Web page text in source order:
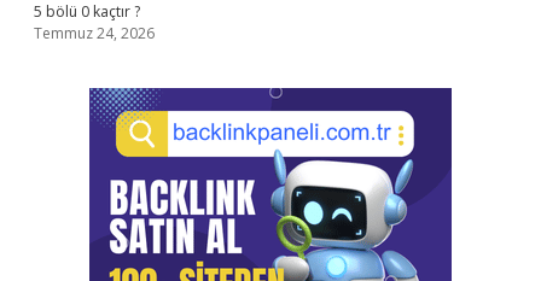
5 bölü 0 kaçtır ?
Temmuz 24, 2026